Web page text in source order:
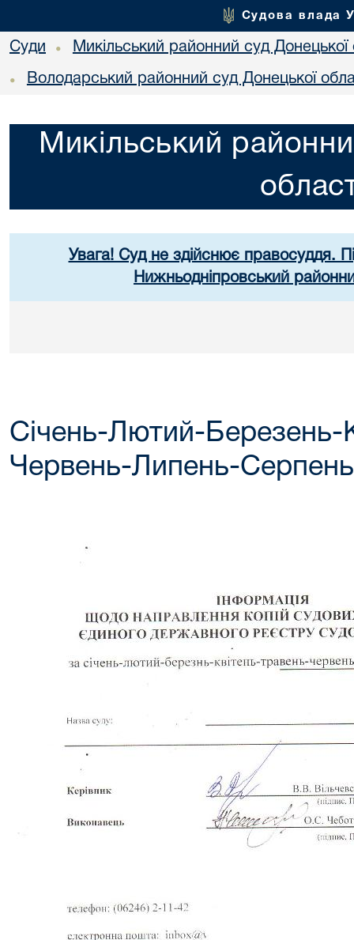
Судова влада
Суди • Микільський районний суд Донецької
• Володарський районний суд Донецької
Микільський
Увага! Суд не здійснює правосуддя.
Нижньодніпровський
Січень-Лютий-Березень-
Червень-Липень-Серпень